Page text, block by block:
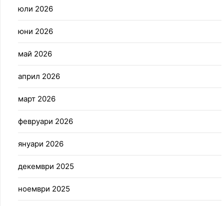
юли 2026
юни 2026
май 2026
април 2026
март 2026
февруари 2026
януари 2026
декември 2025
ноември 2025